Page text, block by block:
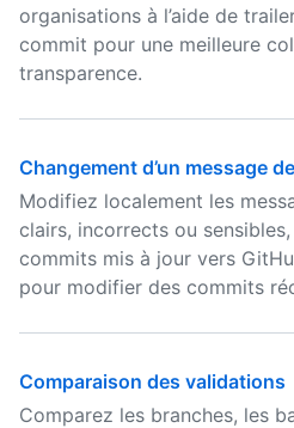
organisations à l’aide de
commit pour une meilleure
transparence.
Changement d’un message
Modifiez localement les
clairs, incorrects ou
commits mis à jour vers
pour modifier des commits
Comparaison des validations
Comparez les branches, les